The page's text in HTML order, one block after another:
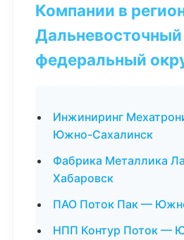
Компании в
Дальневосточный
федеральный
Инжиниринг
Южно-Сахалинск
Фабрика Металлика
Хабаровск
ПАО Поток Пак —
НПП Контур Поток —